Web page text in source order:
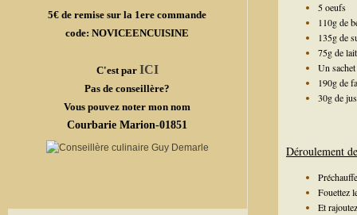
5€ de remise sur la 1ere commande
code: NOVICEENCUISINE
C'est par ICI
Pas de conseillère?
Vous pouvez noter mon nom
Courbarie Marion-01851
5 oeufs
110g de
135g de
75g de
Un
190g de
30g de
Déroulement
Fouettez
Et